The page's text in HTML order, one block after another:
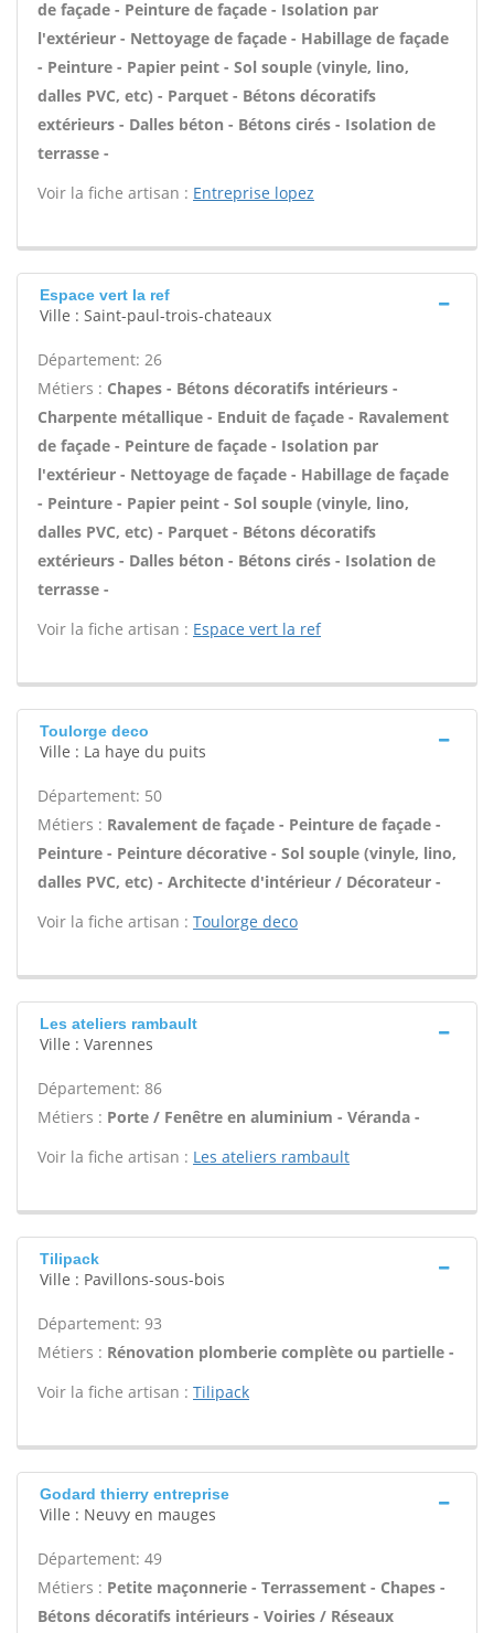
de façade - Peinture de façade - Isolation par
l'extérieur - Nettoyage de façade - Habillage de façade
- Peinture - Papier peint - Sol souple (vinyle, lino,
dalles PVC, etc) - Parquet - Bétons décoratifs
extérieurs - Dalles béton - Bétons cirés - Isolation de
terrasse -
Voir la fiche artisan : Entreprise lopez
Espace vert la ref
Ville : Saint-paul-trois-chateaux
Département: 26
Métiers : Chapes - Bétons décoratifs intérieurs -
Charpente métallique - Enduit de façade - Ravalement
de façade - Peinture de façade - Isolation par
l'extérieur - Nettoyage de façade - Habillage de façade
- Peinture - Papier peint - Sol souple (vinyle, lino,
dalles PVC, etc) - Parquet - Bétons décoratifs
extérieurs - Dalles béton - Bétons cirés - Isolation de
terrasse -
Voir la fiche artisan : Espace vert la ref
Toulorge deco
Ville : La haye du puits
Département: 50
Métiers : Ravalement de façade - Peinture de façade -
Peinture - Peinture décorative - Sol souple (vinyle, lino,
dalles PVC, etc) - Architecte d'intérieur / Décorateur -
Voir la fiche artisan : Toulorge deco
Les ateliers rambault
Ville : Varennes
Département: 86
Métiers : Porte / Fenêtre en aluminium - Véranda -
Voir la fiche artisan : Les ateliers rambault
Tilipack
Ville : Pavillons-sous-bois
Département: 93
Métiers : Rénovation plomberie complète ou partielle -
Voir la fiche artisan : Tilipack
Godard thierry entreprise
Ville : Neuvy en mauges
Département: 49
Métiers : Petite maçonnerie - Terrassement - Chapes -
Bétons décoratifs intérieurs - Voiries / Réseaux